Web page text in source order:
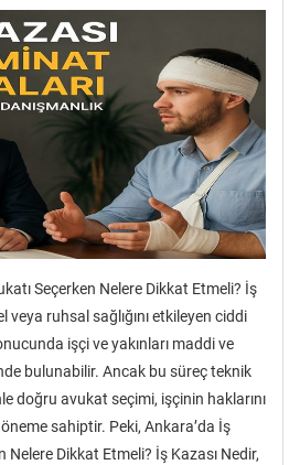
Seçerken Nelere Dikkat Etmeli? İş
veya ruhsal sağlığını etkileyen ciddi
işçi ve yakınları maddi ve
bulunabilir. Ancak bu süreç teknik
doğru avukat seçimi, işçinin haklarını
sahiptir. Peki, Ankara’da İş
Nelere Dikkat Etmeli? İş Kazası Nedir,